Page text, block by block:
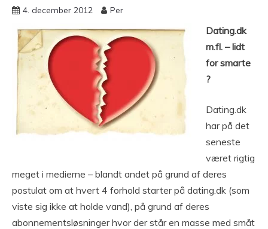
4. december 2012 Per
Dating.dk
m.fl. – lidt
for smarte
?
Dating.dk
har på det
seneste
været rigtig
meget i medierne – blandt andet på grund af deres
postulat om at hvert 4 forhold starter på dating.dk (som
viste sig ikke at holde vand), på grund af deres
abonnementsløsninger hvor der står en masse med småt